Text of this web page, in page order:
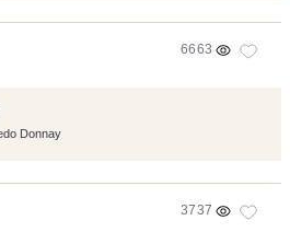
6663
Donnay
3737